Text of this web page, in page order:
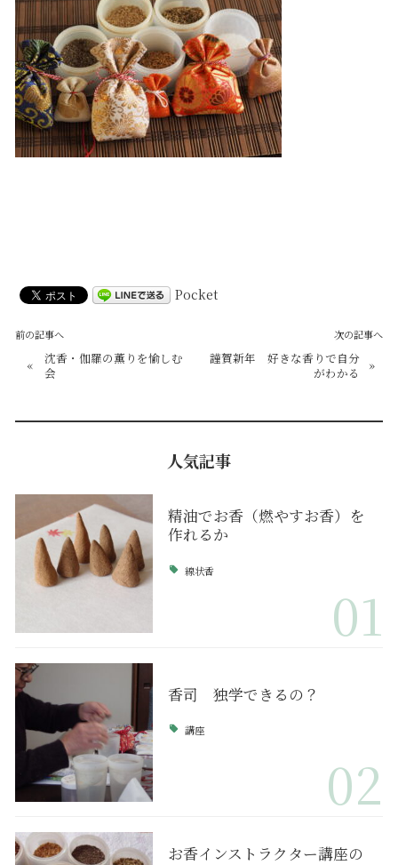
Pocket
前の記事へ
«
沈香・伽羅の薫りを愉しむ
会
次の記事へ
謹賀新年 好きな香りで自分
がわかる
»
人気記事
精油でお香（燃やすお香）を
作れるか
線状香
01
香司 独学できるの？
講座
02
お香インストラクター講座の